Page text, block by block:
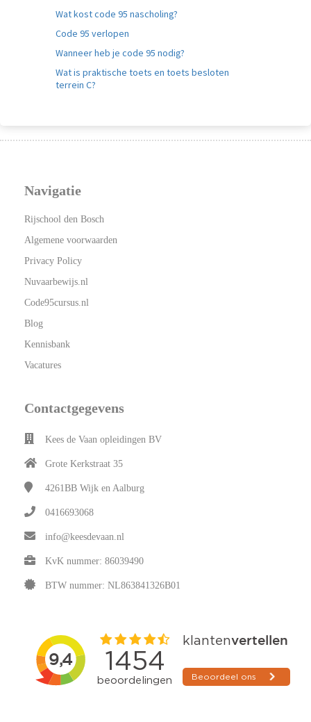
Wat kost code 95 nascholing?
Code 95 verlopen
Wanneer heb je code 95 nodig?
Wat is praktische toets en toets besloten
terrein C?
Navigatie
Rijschool den Bosch
Algemene voorwaarden
Privacy Policy
Nuvaarbewijs.nl
Code95cursus.nl
Blog
Kennisbank
Vacatures
Contactgegevens
Kees de Vaan opleidingen BV
Grote Kerkstraat 35
4261BB Wijk en Aalburg
0416693068
info@keesdevaan.nl
KvK nummer: 86039490
BTW nummer: NL863841326B01